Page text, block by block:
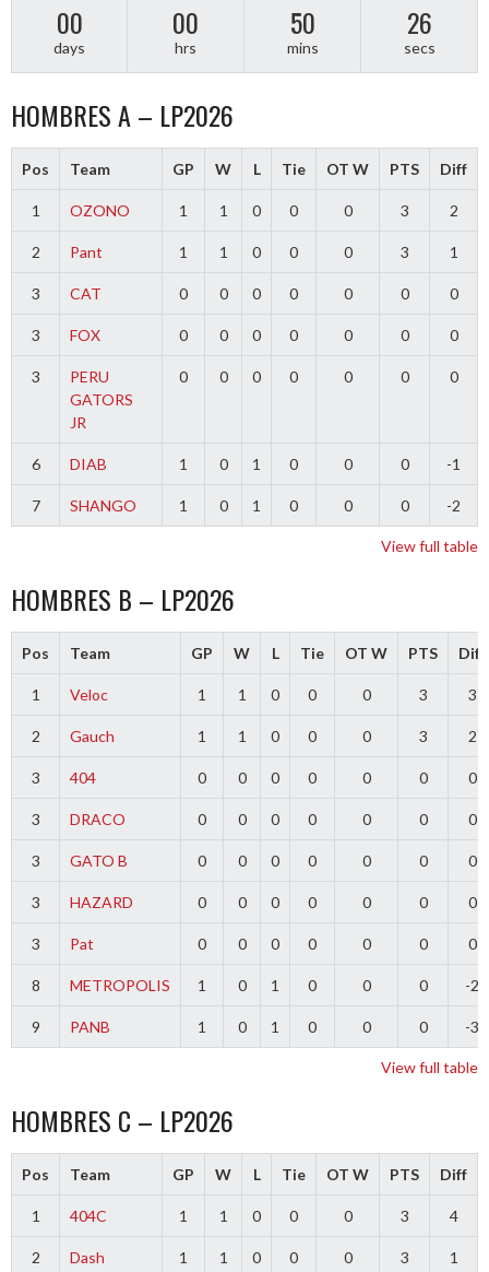
00
days
00
hrs
50
mins
26
secs
HOMBRES A – LP2026
Pos Team GP W L Tie OT W PTS Diff
1 OZONO 1 1 0 0 0 3 2
2 Pant 1 1 0 0 0 3 1
3 CAT 0 0 0 0 0 0 0
3 FOX 0 0 0 0 0 0 0
3
PERU
GATORS
JR
0 0 0 0 0 0 0
6 DIAB 1 0 1 0 0 0 -1
7 SHANGO 1 0 1 0 0 0 -2
View full table
HOMBRES B – LP2026
Pos Team GP W L Tie OT W PTS Diff
1 Veloc 1 1 0 0 0 3 3
2 Gauch 1 1 0 0 0 3 2
3 404 0 0 0 0 0 0 0
3 DRACO 0 0 0 0 0 0 0
3 GATO B 0 0 0 0 0 0 0
3 HAZARD 0 0 0 0 0 0 0
3 Pat 0 0 0 0 0 0 0
8 METROPOLIS 1 0 1 0 0 0 -2
9 PANB 1 0 1 0 0 0 -3
View full table
HOMBRES C – LP2026
Pos Team GP W L Tie OT W PTS Diff
1 404C 1 1 0 0 0 3 4
2 Dash 1 1 0 0 0 3 1